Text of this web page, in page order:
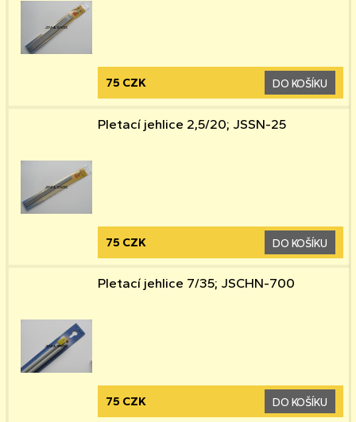
75 CZK DO KOŠÍKU
Pletací jehlice 2,5/20; JSSN-25
75 CZK DO KOŠÍKU
Pletací jehlice 7/35; JSCHN-700
75 CZK DO KOŠÍKU